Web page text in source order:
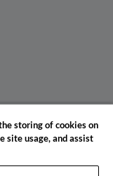
storing of cookies on
site usage, and assist